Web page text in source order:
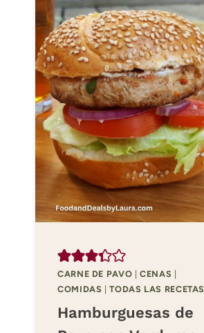
CARNE DE PAVO |CENAS
COMIDAS |TODAS LAS RECETAS
Hamburguesas de